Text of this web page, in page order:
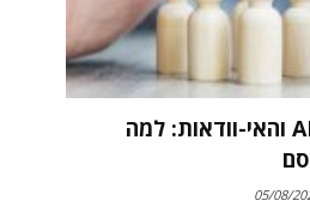
שימור עובדים בעידן ה-AI והאי-וודאות: למה
05/08/